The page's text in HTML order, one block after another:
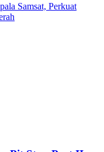
Samsat, Perkuat